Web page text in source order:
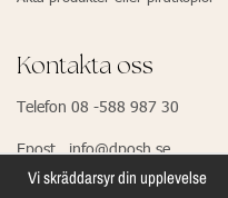
Kontakta oss
Telefon 08 -588 987 30
Epost info@dposh.se
Vi skräddarsyr din upplevelse